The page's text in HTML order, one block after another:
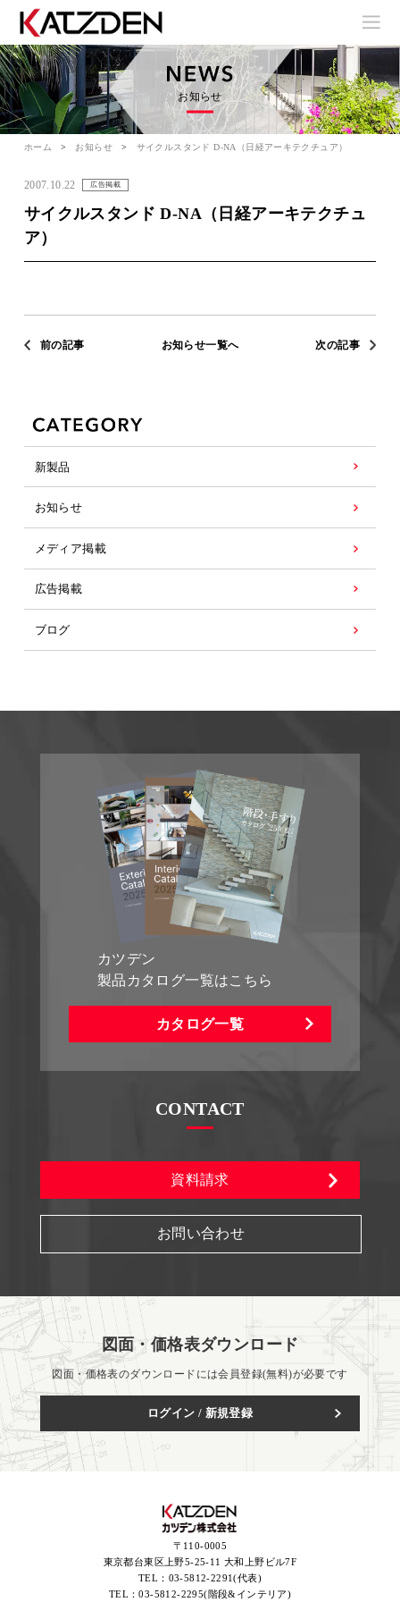
お知らせ
ホーム お知らせ サイクルスタンド D-NA（日経アーキテクチュア）
2007.10.22 広告掲載
サイクルスタンド D-NA（日経アーキテクチュ
ア）
前の記事 お知らせ一覧へ 次の記事
新製品
お知らせ
メディア掲載
広告掲載
ブログ
カツデン
製品カタログ一覧はこちら
カタログ一覧
CONTACT
資料請求
お問い合わせ
図面・価格表ダウンロード
図面・価格表のダウンロードには会員登録(無料)が必要です
ログイン / 新規登録
〒110-0005
東京都台東区上野5-25-11 大和上野ビル7F
TEL： 03-5812-2291(代表)
TEL：03-5812-2295(階段&インテリア)